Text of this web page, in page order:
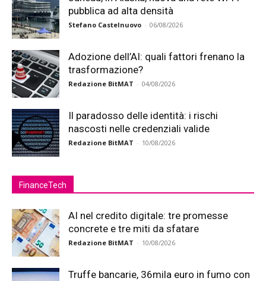
pubblica ad alta densità
Stefano Castelnuovo - 06/08/2026
Adozione dell’AI: quali fattori frenano la
trasformazione?
Redazione BitMAT - 04/08/2026
Il paradosso delle identità: i rischi
nascosti nelle credenziali valide
Redazione BitMAT - 10/08/2026
FinanceTech
AI nel credito digitale: tre promesse
concrete e tre miti da sfatare
Redazione BitMAT - 10/08/2026
Truffe bancarie, 36mila euro in fumo con